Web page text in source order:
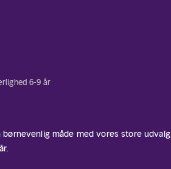
6-9 år
måde med vores store udvalg